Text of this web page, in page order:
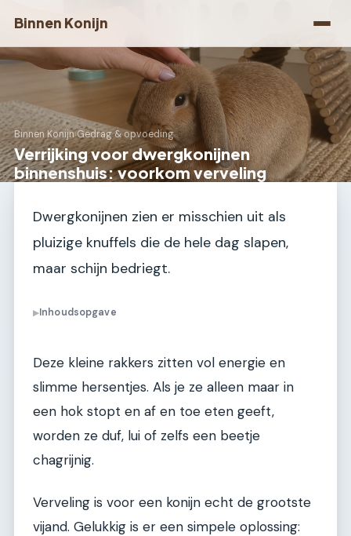
Binnen Konijn
Binnen Konijn›Gedrag & opvoeding
Verrijking voor dwergkonijnen
binnenshuis: voorkom verveling
Dwergkonijnen zien er misschien uit als
pluizige knuffels die de hele dag slapen,
maar schijn bedriegt.
▶Inhoudsopgave
Deze kleine rakkers zitten vol energie en
slimme hersentjes. Als je ze alleen maar in
een hok stopt en af en toe eten geeft,
worden ze duf, lui of zelfs een beetje
chagrijnig.
Verveling is voor een konijn echt de grootste
vijand. Gelukkig is er een simpele oplossing: